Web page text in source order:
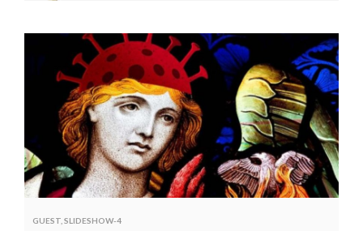
GUEST SLIDESHOW-4